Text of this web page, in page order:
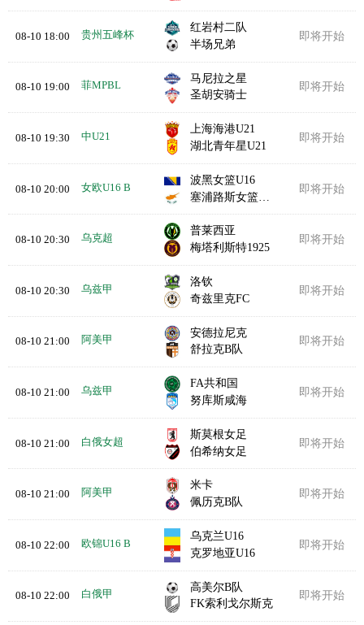
08-10 18:00 贵州五峰杯
红岩村二队
半场兄弟
即将开始
08-10 19:00 菲MPBL
马尼拉之星
圣胡安骑士
即将开始
08-10 19:30 中U21
上海海港U21
湖北青年星U21
即将开始
08-10 20:00 女欧U16 B
波黑女篮U16
塞浦路斯女篮U16
即将开始
08-10 20:30 乌克超
普莱西亚
梅塔利斯特1925
即将开始
08-10 20:30 乌兹甲
洛钦
奇兹里克FC
即将开始
08-10 21:00 阿美甲
安德拉尼克
舒拉克B队
即将开始
08-10 21:00 乌兹甲
FA共和国
努库斯咸海
即将开始
08-10 21:00 白俄女超
斯莫根女足
伯希纳女足
即将开始
08-10 21:00 阿美甲
米卡
佩历克B队
即将开始
08-10 22:00 欧锦U16 B
乌克兰U16
克罗地亚U16
即将开始
08-10 22:00 白俄甲
高美尔B队
FK索利戈尔斯克
即将开始